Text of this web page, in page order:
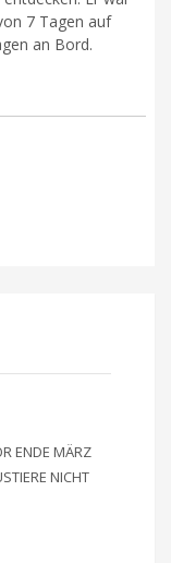
7 Tagen auf
an Bord.
ENDE MÄRZ
NICHT